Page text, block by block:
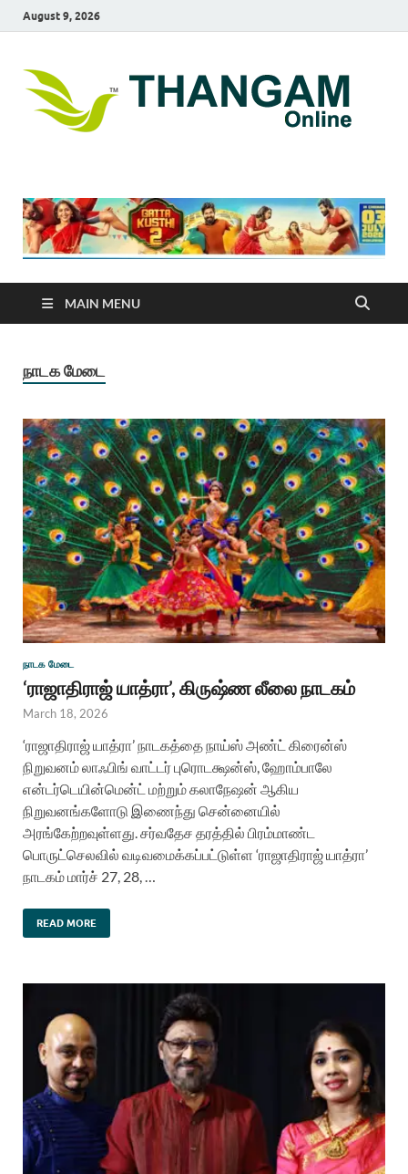
August 9, 2026
MAIN MENU
நாடக மேடை
நாடக மேடை
‘ராஜாதிராஜ் யாத்ரா’, கிருஷ்ண லீலை நாடகம்
March 18, 2026
‘ராஜாதிராஜ் யாத்ரா’ நாடகத்தை நாய்ஸ் அண்ட் கிரைன்ஸ்
நிறுவனம் லாஃபிங் வாட்டர் புரொடக்ஷன்ஸ், ஹோம்பாலே
என்டர்டெயின்மென்ட் மற்றும் கலாநேஷன் ஆகிய
நிறுவனங்களோடு இணைந்து சென்னையில்
அரங்கேற்றவுள்ளது. சர்வதேச தரத்தில் பிரம்மாண்ட
பொருட்செலவில் வடிவமைக்கப்பட்டுள்ள ‘ராஜாதிராஜ் யாத்ரா’
நாடகம் மார்ச் 27, 28, …
READ MORE